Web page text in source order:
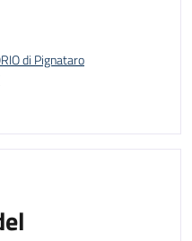
di Pignataro